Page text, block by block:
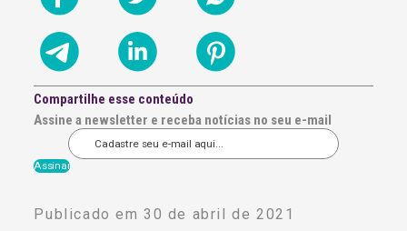
Compartilhe esse conteúdo
Assine a newsletter e receba notícias no seu e-mail
tPublicado em 30 de abril de 2021